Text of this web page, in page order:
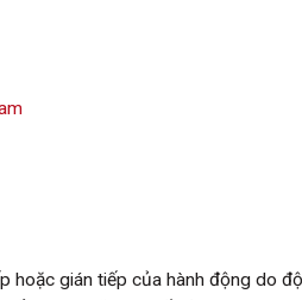
gián tiếp của hành động do